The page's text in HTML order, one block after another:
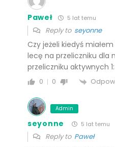
Paweł 5 lat temu
Reply to seyonne
Czy jeżeli kiedyś
lecę na przeliczniku dla
przeliczniku aktywnych
0 0
Admin
seyonne 5 lat temu
Reply to Paweł